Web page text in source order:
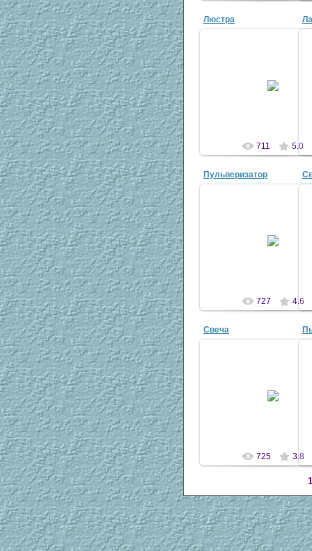
Люстра
711 5.0
Пульверизатор
727 4.6
Свеча
725 3.8